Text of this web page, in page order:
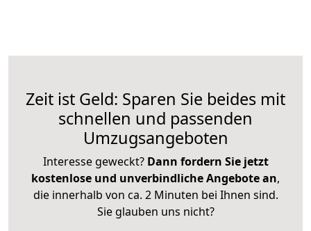
Zeit ist Geld: Sparen Sie beides mit
schnellen und passenden
Umzugsangeboten
Interesse geweckt? Dann fordern Sie jetzt
kostenlose und unverbindliche Angebote an,
die innerhalb von ca. 2 Minuten bei Ihnen sind.
Sie glauben uns nicht?